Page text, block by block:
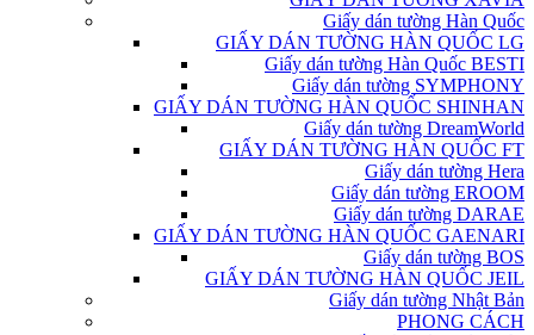
Giấy dán tường Hàn Quốc
GIẤY DÁN TƯỜNG HÀN QUỐC LG
Giấy dán tường Hàn Quốc BESTI
Giấy dán tường SYMPHONY
GIẤY DÁN TƯỜNG HÀN QUỐC SHINHAN
Giấy dán tường DreamWorld
GIẤY DÁN TƯỜNG HÀN QUỐC FT
Giấy dán tường Hera
Giấy dán tường EROOM
Giấy dán tường DARAE
GIẤY DÁN TƯỜNG HÀN QUỐC GAENARI
Giấy dán tường BOS
GIẤY DÁN TƯỜNG HÀN QUỐC JEIL
Giấy dán tường Nhật Bản
PHONG CÁCH